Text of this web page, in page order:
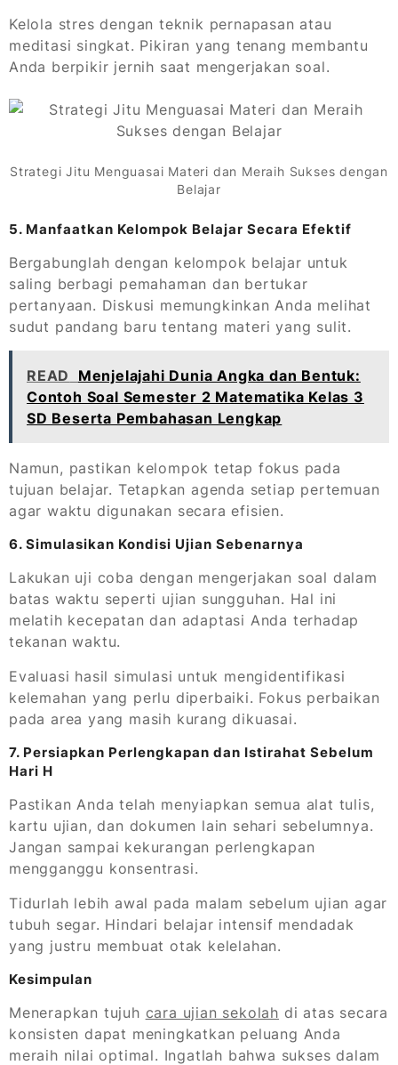
Kelola stres dengan teknik pernapasan atau
meditasi singkat. Pikiran yang tenang membantu
Anda berpikir jernih saat mengerjakan soal.
Strategi Jitu Menguasai Materi dan Meraih Sukses dengan
Belajar
5. Manfaatkan Kelompok Belajar Secara Efektif
Bergabunglah dengan kelompok belajar untuk
saling berbagi pemahaman dan bertukar
pertanyaan. Diskusi memungkinkan Anda melihat
sudut pandang baru tentang materi yang sulit.
READ
Menjelajahi Dunia Angka dan Bentuk:
Contoh Soal Semester 2 Matematika Kelas 3
SD Beserta Pembahasan Lengkap
Namun, pastikan kelompok tetap fokus pada
tujuan belajar. Tetapkan agenda setiap pertemuan
agar waktu digunakan secara efisien.
6. Simulasikan Kondisi Ujian Sebenarnya
Lakukan uji coba dengan mengerjakan soal dalam
batas waktu seperti ujian sungguhan. Hal ini
melatih kecepatan dan adaptasi Anda terhadap
tekanan waktu.
Evaluasi hasil simulasi untuk mengidentifikasi
kelemahan yang perlu diperbaiki. Fokus perbaikan
pada area yang masih kurang dikuasai.
7. Persiapkan Perlengkapan dan Istirahat Sebelum
Hari H
Pastikan Anda telah menyiapkan semua alat tulis,
kartu ujian, dan dokumen lain sehari sebelumnya.
Jangan sampai kekurangan perlengkapan
mengganggu konsentrasi.
Tidurlah lebih awal pada malam sebelum ujian agar
tubuh segar. Hindari belajar intensif mendadak
yang justru membuat otak kelelahan.
Kesimpulan
Menerapkan tujuh cara ujian sekolah di atas secara
konsisten dapat meningkatkan peluang Anda
meraih nilai optimal. Ingatlah bahwa sukses dalam